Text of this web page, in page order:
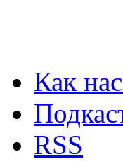
Как
RSS